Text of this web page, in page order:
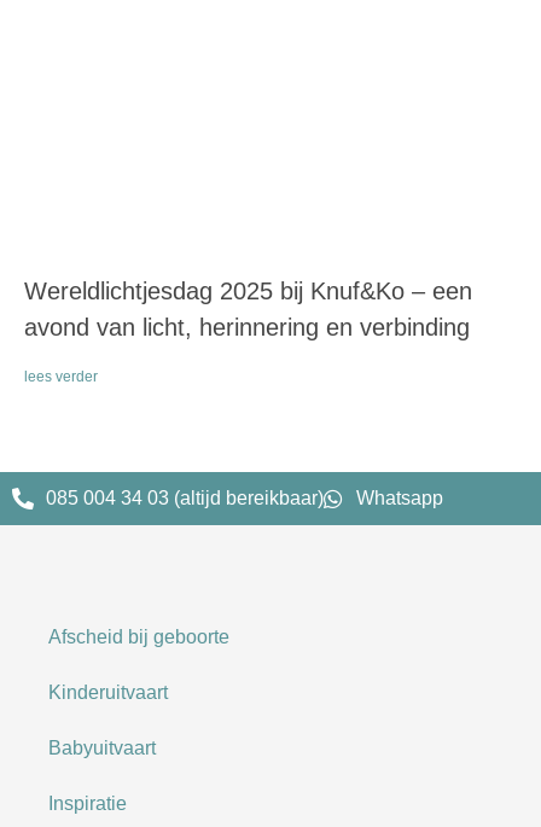
Wereldlichtjesdag 2025 bij Knuf&Ko – een
avond van licht, herinnering en verbinding
lees verder
085 004 34 03 (altijd bereikbaar) Whatsapp
Afscheid bij geboorte
Kinderuitvaart
Babyuitvaart
Inspiratie